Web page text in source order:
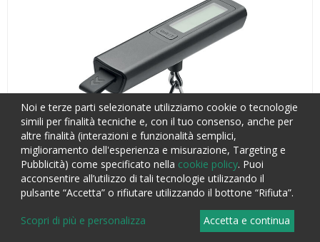
Noi e terze parti selezionate utilizziamo cookie o tecnologie
simili per finalità tecniche e, con il tuo consenso, anche per
altre finalità (interazioni e funzionalità semplici,
miglioramento dell'esperienza e misurazione, Targeting e
Pubblicità) come specificato nella cookie policy. Puoi
acconsentire all’utilizzo di tali tecnologie utilizzando il
pulsante “Accetta” o rifiutare utilizzando il bottone “Rifiuta”.
Scopri di più e personalizza Accetta e continua